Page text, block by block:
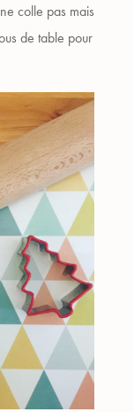
colle pas mais
de table pour